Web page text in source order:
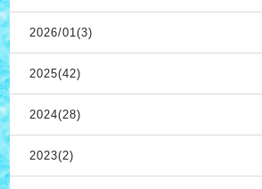
2026/01(3)
2025(42)
2024(28)
2023(2)